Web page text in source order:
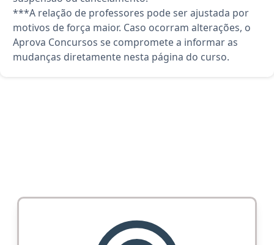
***A relação de professores pode ser ajustada por
motivos de força maior. Caso ocorram alterações, o
Aprova Concursos se compromete a informar as
mudanças diretamente nesta página do curso.